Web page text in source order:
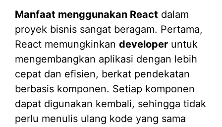
Manfaat menggunakan React dalam
proyek bisnis sangat beragam. Pertama,
React memungkinkan developer untuk
mengembangkan aplikasi dengan lebih
cepat dan efisien, berkat pendekatan
berbasis komponen. Setiap komponen
dapat digunakan kembali, sehingga tidak
perlu menulis ulang kode yang sama